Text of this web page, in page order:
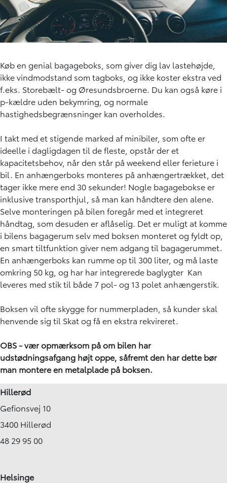
Køb en genial bagageboks, som giver dig lav lastehøjde,
ikke vindmodstand som tagboks, og ikke koster ekstra ved
f.eks. Storebælt- og Øresundsbroerne. Du kan også køre i
p-kældre uden bekymring, og normale
hastighedsbegrænsninger kan overholdes.
I takt med et stigende marked af minibiler, som ofte er
ideelle i dagligdagen til de fleste, opstår der et
kapacitetsbehov, når den står på weekend eller ferieture i
bil. En anhængerboks monteres på anhængertrækket, det
tager ikke mere end 30 sekunder! Nogle bagagebokse er
inklusive transporthjul, så man kan håndtere den alene.
Selve monteringen på bilen foregår med et integreret
håndtag, som desuden er aflåselig. Det er muligt at komme
i bilens bagagerum selv med boksen monteret og fyldt op,
en smart tiltfunktion giver nem adgang til bagagerummet.
En anhængerboks kan rumme op til 300 liter, og må laste
omkring 50 kg, og har har integrerede baglygter Kan
leveres med stik til både 7 pol- og 13 polet anhængerstik.
Boksen vil ofte skygge for nummerpladen, så kunder skal
henvende sig til Skat og få en ekstra rekvireret.
OBS - vær opmærksom på om bilen har
udstødningsafgang højt oppe, såfremt den har dette bør
man montere en metalplade på boksen.
Hillerød
Gefionsvej 10
3400 Hillerød
48 29 95 00
Helsinge